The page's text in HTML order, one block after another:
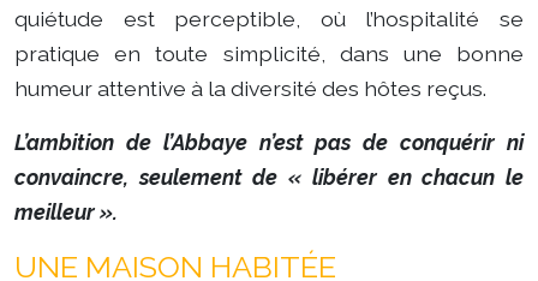
quiétude est perceptible, où l’hospitalité se
pratique en toute simplicité, dans une bonne
humeur attentive à la diversité des hôtes reçus.
L’ambition de l’Abbaye n’est pas de conquérir ni
convaincre, seulement de « libérer en chacun le
meilleur ».
UNE MAISON HABITÉE